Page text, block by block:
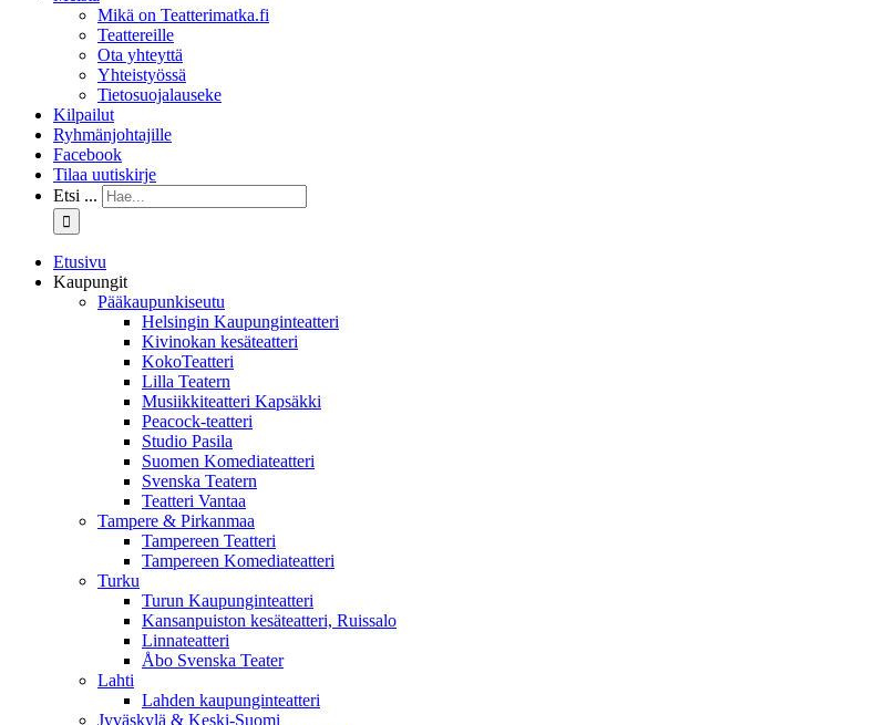
Mikä on Teatterimatka.fi
Teattereille
Ota yhteyttä
Yhteistyössä
Tietosuojalauseke
Kilpailut
Ryhmänjohtajille
Facebook
Tilaa uutiskirje
Etsi ...
Etusivu
Kaupungit
Pääkaupunkiseutu
Helsingin Kaupunginteatteri
Kivinokan kesäteatteri
KokoTeatteri
Lilla Teatern
Musiikkiteatteri Kapsäkki
Peacock-teatteri
Studio Pasila
Suomen Komediateatteri
Svenska Teatern
Teatteri Vantaa
Tampere & Pirkanmaa
Tampereen Teatteri
Tampereen Komediateatteri
Turku
Turun Kaupunginteatteri
Kansanpuiston kesäteatteri, Ruissalo
Linnateatteri
Åbo Svenska Teater
Lahti
Lahden kaupunginteatteri
Jyväskylä & Keski-Suomi